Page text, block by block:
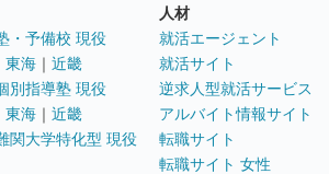
・予備校 現役
東海 ｜ 近畿
別指導塾 現役
東海 ｜ 近畿
関大学特化型 現役
人材
就活エージェント
就活サイト
逆求人型就活サービス
アルバイト情報サイト
転職サイト
転職サイト 女性